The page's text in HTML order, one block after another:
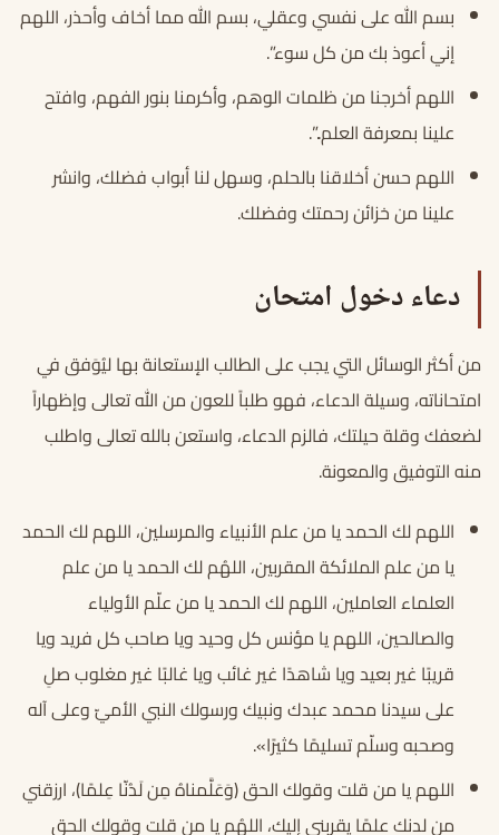
بسم الله على نفسي وعقلي، بسم الله مما أخاف وأحذر، اللهم
إني أعوذ بك من كل سوء”.
اللهم أخرجنا من ظلمات الوهم، وأكرمنا بنور الفهم، وافتح
علينا بمعرفة العلم..”.
اللهم حسن أخلاقنا بالحلم، وسهل لنا أبواب فضلك، وانشر
علينا من خزائن رحمتك وفضلك.
دعاء دخول امتحان
من أكثر الوسائل التي يجب على الطالب الإستعانة بها ليُوَفق في
امتحاناته، وسيلة الدعاء، فهو طلباً للعون من الله تعالى وإظهاراً
لضعفك وقلة حيلتك، فالزم الدعاء، واستعن بالله تعالى واطلب
منه التوفيق والمعونة.
اللهم لك الحمد يا من علم الأنبياء والمرسلين، اللهم لك الحمد
يا من علم الملائكة المقربين، اللهُم لك الحمد يا من علم
العلماء العاملين، اللهم لك الحمد يا من علّم الأولياء
والصالحين، اللهم يا مؤنس كل وحيد ويا صاحب كل فريد ويا
قريبًا غير بعيد ويا شاهدًا غير غائب ويا غالبًا غير مغلوب صلِ
على سيدنا محمد عبدك ونبيك ورسولك النبي الأميّ وعلى آله
وصحبه وسلّم تسليمًا كثيرًا».
اللهم يا من قلت وقولك الحق (وَعَلَّمناهُ مِن لَدُنّا عِلمًا)، ارزقني
من لدنك علمًا يقربني إليك، اللهُم يا من قلت وقولك الحق